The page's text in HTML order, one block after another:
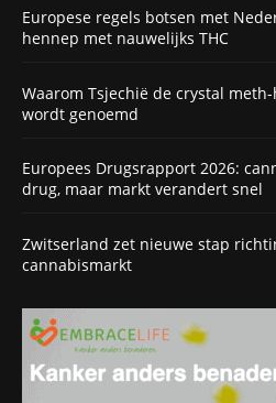
Europese regels botsen met
hennep met nauwelijks THC
Waarom Tsjechië de crystal
wordt genoemd
Europees Drugsrapport 2026:
drug, maar markt verandert snel
Zwitserland zet nieuwe stap
cannabismarkt